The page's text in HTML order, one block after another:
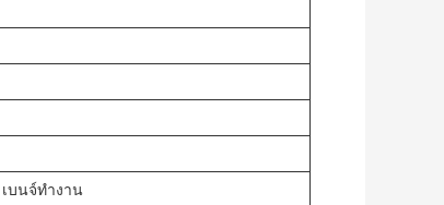
บนจ์ทํางาน